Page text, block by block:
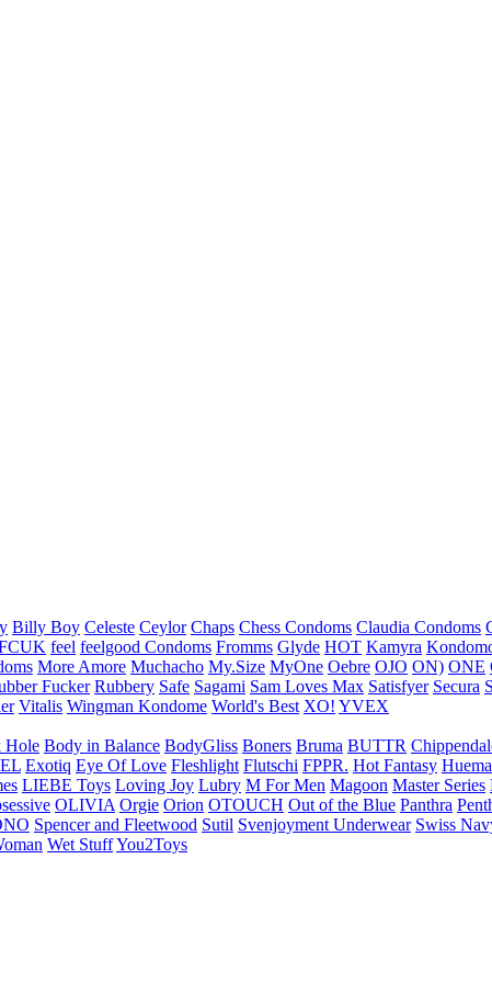
Billy Boy Celeste Ceylor Chaps Chess Condoms Claudia Condoms
feel feelgood Condoms Fromms Glyde HOT Kamyra
More Amore Muchacho My.Size MyOne Oebre OJO ON) ONE
Fucker Rubbery Safe Sagami Sam Loves Max Satisfyer Secura
Vitalis Wingman Kondome World's Best XO! YVEX
Hole Body in Balance BodyGliss Boners Bruma BUTTR
Exotiq Eye Of Love Fleshlight Flutschi FPPR. Hot Fantasy
LIEBE Toys Loving Joy Lubry M For Men Magoon Master Series
OLIVIA Orgie Orion OTOUCH Out of the Blue Panthra
Spencer and Fleetwood Sutil Svenjoyment Underwear Swiss
Wet StuffYou2Toys